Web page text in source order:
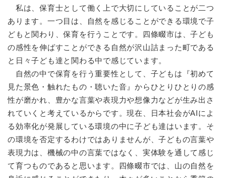
地域活動・コミュニティ
人権・男女共同参画
相談窓口
イベント・施設予約
防災・安全
防
災
・
安
全
の
子育て・教育
子
育
て
私は、保育士として働く上で大切にしていることが二つ
あります。一つ目は、自然を感じることができる環境で子
どもと関わり、保育を行うことです。四條畷市は、子ども
の感性を伸ばすことができる自然が沢山詰まった町である
と日々子ども達と関わる中で感じています。
自然の中で保育を行う重要性として、子どもは『初めて
見た景色・触れたもの・聴いた音』からひとりひとりの感
性が磨かれ、豊かな言葉や表現力や想像力などが生み出さ
れていくと考えているからです。現在、日本社会がAIによ
る効率化が発展している環境の中に子ども達はいます。そ
の環境を否定するわけではありませんが、子どもの言葉や
表現力は、機械の中の言葉ではなく、実体験を通して感じ
て育つものであると思います。四條畷市では、山の自然を